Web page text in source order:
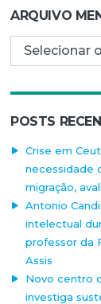
ARQUIVO
Arquivo
POSTS
Crise em
necessidade
migração,
Antonio
intelectual
professor da
Assis
Novo centro
investiga